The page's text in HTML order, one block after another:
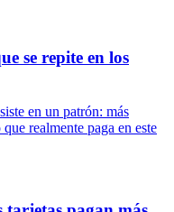
se repite en los
en un patrón: más
realmente paga en este